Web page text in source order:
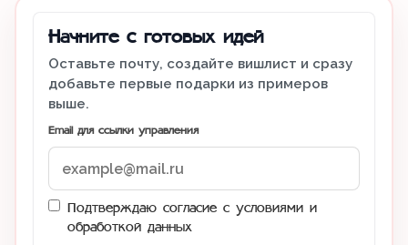
Начните с готовых идей
Оставьте почту, создайте вишлист и сразу
добавьте первые подарки из примеров
выше.
Email для ссылки управления
Подтверждаю согласие с условиями и
обработкой данных